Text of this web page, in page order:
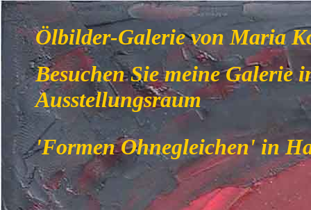
Ölbilder-Galerie von Maria
Besuchen Siemeine Galerie
Ausstellungsraum
'Formen Ohnegleichen' in